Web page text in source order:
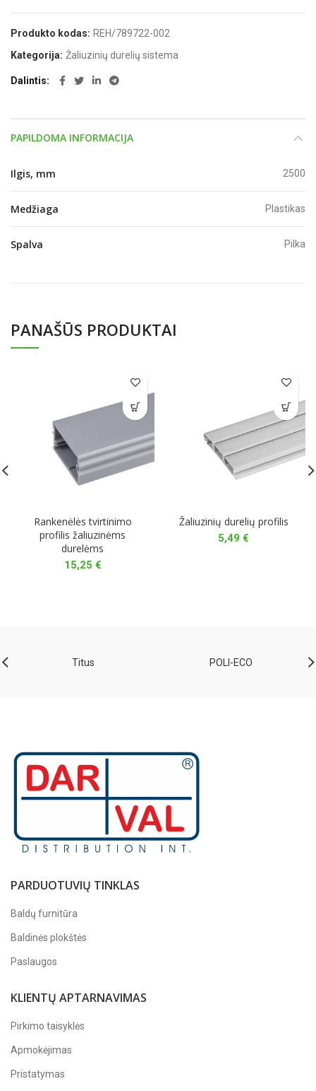
Produkto kodas: REH/789722-002
Kategorija: Žaliuzinių durelių sistema
Dalintis
PAPILDOMA INFORMACIJA
Ilgis, mm 2500
Medžiaga Plastikas
Spalva Pilka
PANAŠŪS PRODUKTAI
Rankenėlės tvirtinimo
profilis žaliuzinėms
durelėms
15,25 €
Žaliuzinių durelių profilis
5,49 €
Titus POLI-ECO
PARDUOTUVIŲ TINKLAS
Baldų furnitūra
Baldinės plokštės
Paslaugos
KLIENTŲ APTARNAVIMAS
Pirkimo taisyklės
Apmokėjimas
Pristatymas